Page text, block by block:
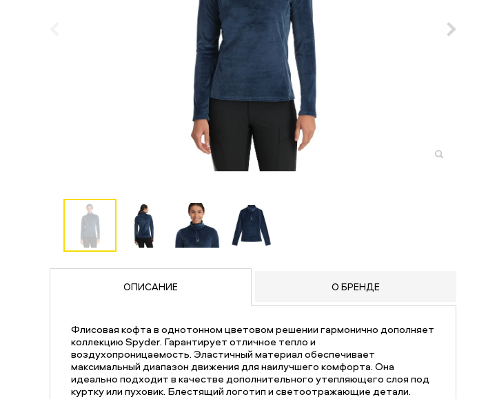
ОПИСАНИЕ О БРЕНДЕ
Флисовая кофта в однотонном цветовом решении гармонично дополняет
коллекцию Spyder. Гарантирует отличное тепло и
воздухопроницаемость. Эластичный материал обеспечивает
максимальный диапазон движения для наилучшего комфорта. Она
идеально подходит в качестве дополнительного утепляющего слоя под
куртку или пуховик. Блестящий логотип и светоотражающие детали.